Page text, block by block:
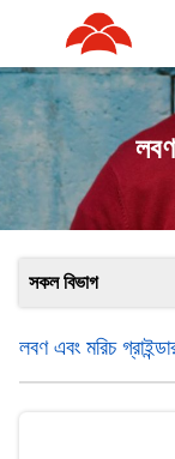
সকল বিভাগ
লবণ এবং মরিচ